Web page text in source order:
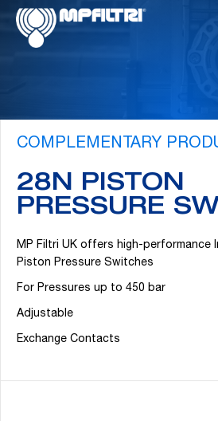
Passa
contenuto
Passa
COMPLEMENTARY
28N PISTON
PRESSURE
MP Filtri UK offers high-performance
Piston Pressure Switches
For Pressures up to 450 bar
Adjustable
Exchange Contacts